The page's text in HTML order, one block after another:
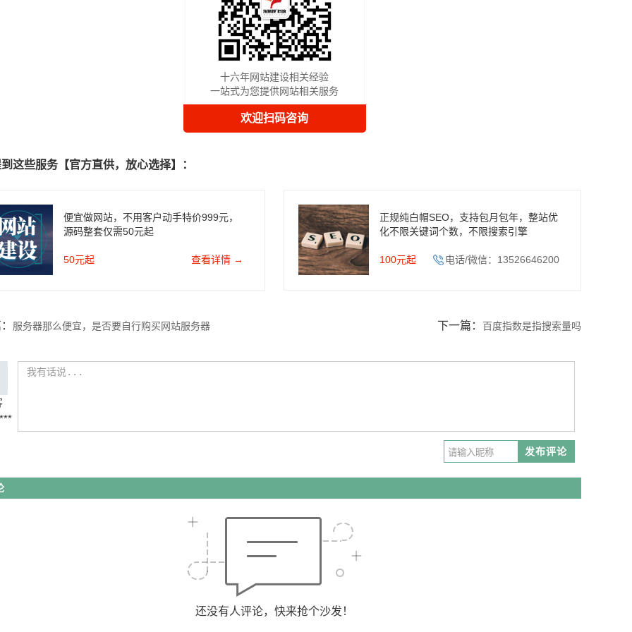
十六年网站建设相关经验
一站式为您提供网站相关服务
欢迎扫码咨询
这些服务【官方直供，放心选择】：
便宜做网站，不用客户动手特价999元，
源码整套仅需50元起
50元起 查看详情 →
正规纯白帽SEO，支持包月包年，整站优
化不限关键词个数，不限搜索引擎
100元起 电话/微信：13526646200
服务器那么便宜，是否要自行购买网站服务器 下一篇： 百度指数是指搜索量吗
发布评论
还没有人评论，快来抢个沙发！